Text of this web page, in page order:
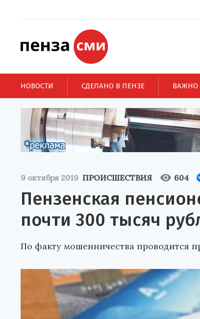
НОВОСТИ СДЕЛАНО В ПЕНЗЕ ВАЖНО
9 октября 2019 ПРОИСШЕСТВИЯ 604
Пензенская
почти 300 тысяч
По факту мошенничества проводится